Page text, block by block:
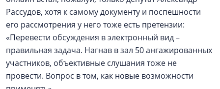
Рассудов, хотя к самому документу и поспешности
его рассмотрения у него тоже есть претензии:
«Перевести обсуждения в электронный вид –
правильная задача. Нагнав в зал 50 ангажированных
участников, объективные слушания тоже не
провести. Вопрос в том, как новые возможности